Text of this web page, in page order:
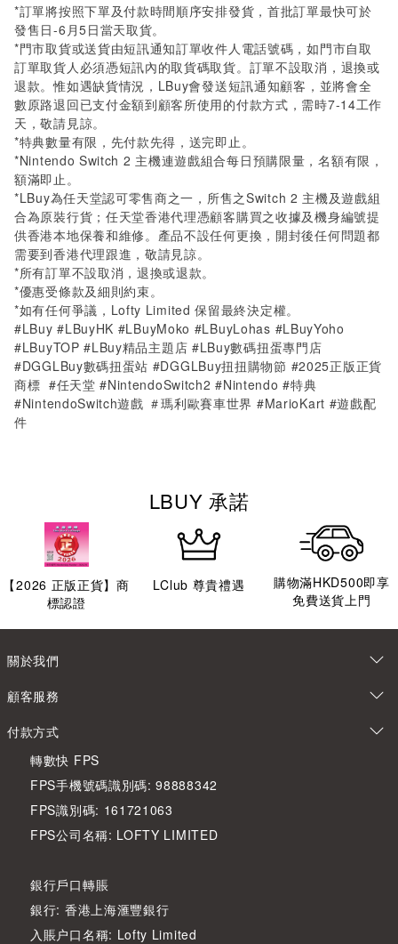
*訂單將按照下單及付款時間順序安排發貨，首批訂單最快可於
發售日-6月5日當天取貨。
*門市取貨或送貨由短訊通知訂單收件人電話號碼，如門市自取
訂單取貨人必須憑短訊內的取貨碼取貨。訂單不設取消，退換或
退款。惟如遇缺貨情況，LBuy會發送短訊通知顧客，並將會全
數原路退回已支付金額到顧客所使用的付款方式，需時7-14工作
天，敬請見諒。
*特典數量有限，先付款先得，送完即止。
*Nintendo Switch 2 主機連遊戲組合每日預購限量，名額有限，
額滿即止。
*LBuy為任天堂認可零售商之一，所售之Switch 2 主機及遊戲組
合為原裝行貨；任天堂香港代理憑顧客購買之收據及機身編號提
供香港本地保養和維修。產品不設任何更換，開封後任何問題都
需要到香港代理跟進，敬請見諒。
*所有訂單不設取消，退換或退款。
*優惠受條款及細則約束。
*如有任何爭議，Lofty Limited 保留最終決定權。
#LBuy #LBuyHK #LBuyMoko #LBuyLohas #LBuyYoho
#LBuyTOP #LBuy精品主題店 #LBuy數碼扭蛋專門店
#DGGLBuy數碼扭蛋站 #DGGLBuy扭扭購物節 #2025正版正貨
商標 #任天堂 #NintendoSwitch2 #Nintendo #特典
#NintendoSwitch遊戲 ＃瑪利歐賽車世界 #MarioKart #遊戲配
件
LBUY 承諾
【2026 正版正貨】商
標認證
LClub 尊貴禮遇
購物滿HKD500即享
免費送貨上門
關於我們
顧客服務
付款方式
轉數快 FPS
FPS手機號碼識別碼: 98888342
FPS識別碼: 161721063
FPS公司名稱: LOFTY LIMITED
銀行戶口轉賬
銀行: 香港上海滙豐銀行
入賬户口名稱: Lofty Limited